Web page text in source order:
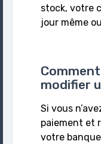
stock, votre
jour même
modifier
Si vous
paiement et
votre